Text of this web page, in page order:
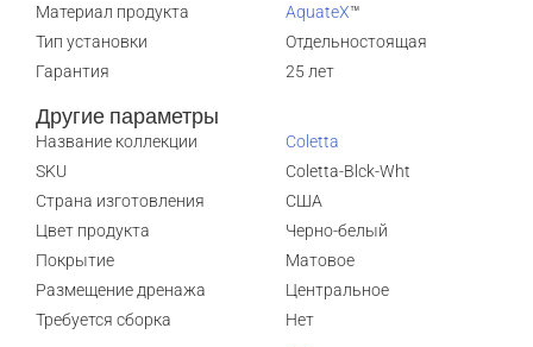
Материал продукта
AquateX™
Тип установки
Отдельностоящая
Гарантия
25 лет
Другие параметры
Название коллекции
Coletta
SKU
Coletta-Blck-Wht
Страна изготовления
США
Цвет продукта
Черно-белый
Покрытие
Матовое
Размещение дренажа
Центральное
Требуется сборка
Нет